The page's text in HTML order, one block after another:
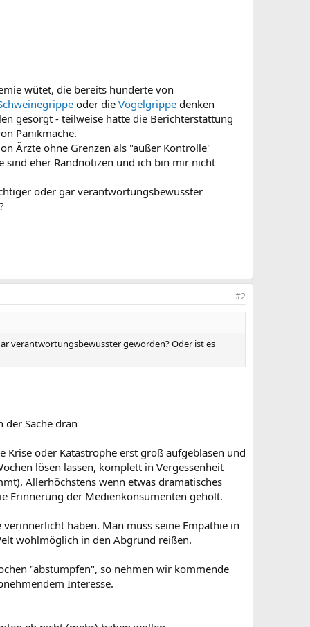
wütet, die bereits hunderte von
oder die Vogelgrippe denken
gesorgt - teilweise hatte die Berichterstattung
Panikmache.
Ärzte ohne Grenzen als "außer Kontrolle"
sind eher Randnotizen und ich bin mir nicht
oder gar verantwortungsbewusster
#2
verantwortungsbewusster geworden? Oder ist es
Sache dran
Krise oder Katastrophe erst groß aufgeblasen und
lösen lassen, komplett in Vergessenheit
Allerhöchstens wenn etwas dramatisches
Erinnerung der Medienkonsumenten geholt.
haben. Man muss seine Empathie in
wohlmöglich in den Abgrund reißen.
"abstumpfen", so nehmen wir kommende
Interesse.